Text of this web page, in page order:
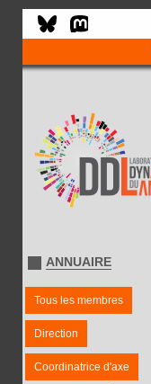
ANNUAIRE
Tous les membres
Direction
Coordinatrice d'axe